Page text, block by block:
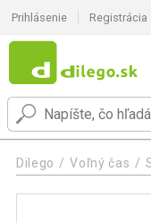
Prihlásenie Registrácia
Dilego Voľný čas